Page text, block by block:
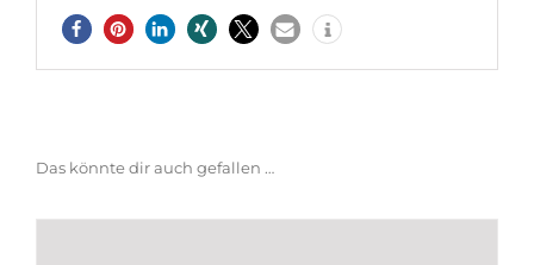
Das könnte dir auch gefallen …